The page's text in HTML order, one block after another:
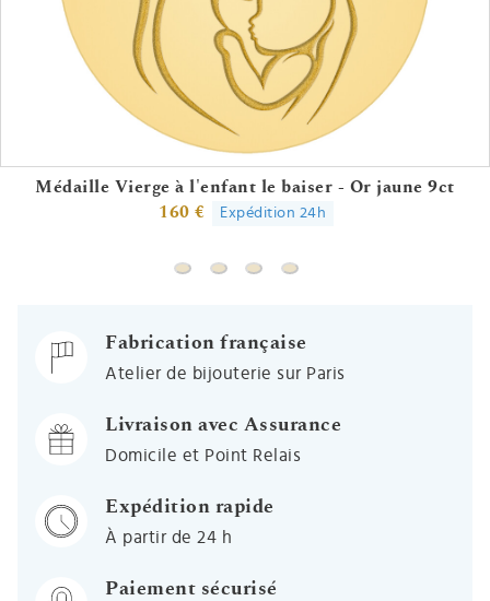
Médaille Vierge à l'enfant le baiser - Or jaune 9ct
160 €
Expédition 24h
Fabrication française
Atelier de bijouterie sur Paris
Livraison avec Assurance
Domicile et Point Relais
Expédition rapide
À partir de 24 h
Paiement sécurisé